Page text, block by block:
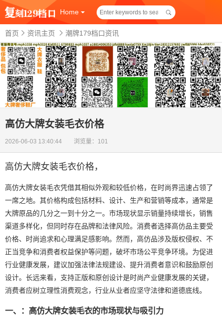
Home
首页 资讯主页 潮牌179档口资讯
高仿大牌女装毛衣价格
2026-06-03 13:40:44 浏览量：101
高仿大牌女装毛衣价格，
高仿大牌女装毛衣凭借其相似外观和较低价格，在时尚界迅速占领了
一席之地。其价格构成包括材料、设计、生产和营销等成本，通常是
大牌原品的几分之一到十分之一。市场现状显示销量持续增长，销售
渠道多样化，但同时存在品牌和法律风险。消费者选择高仿品主要受
价格、时尚追求和心理满足感影响。然而，高仿品涉及版权侵权、不
正当竞争和消费者权益保护等问题，破坏市场公平竞争环境。为促进
行业健康发展，建议加强法律法规建设、提升消费者意识和鼓励原创
设计。长远来看，支持正版和原创设计是时尚产业健康发展的关键，
消费者应树立理性消费观念，行业从业者应坚守法律和道德底线。
一、：高仿大牌女装毛衣的市场现状与吸引力